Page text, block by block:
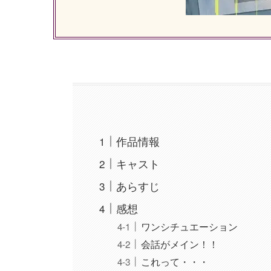
作品情報
キャスト
あらすじ
感想
ワンシチュエーション
会話がメイン！！
これって・・・